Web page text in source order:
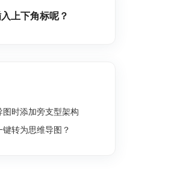
上下角标呢？
时添加旁支型架构
转为思维导图？